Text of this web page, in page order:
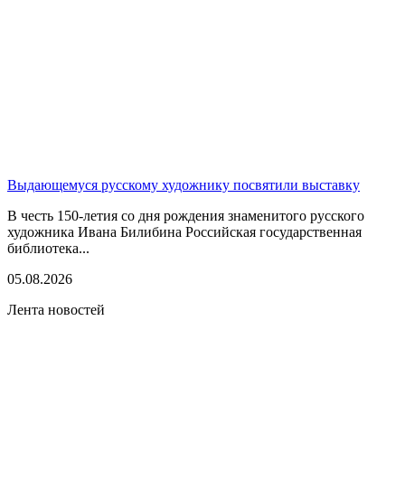
Выдающемуся русскому художнику посвятили выставку
В честь 150-летия со дня рождения знаменитого русского
художника Ивана Билибина Российская государственная
библиотека...
05.08.2026
Лента новостей